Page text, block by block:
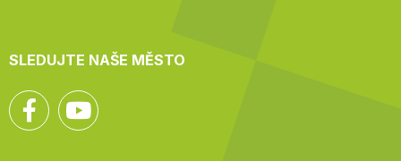
SLEDUJTE NAŠE MĚSTO
Facebook